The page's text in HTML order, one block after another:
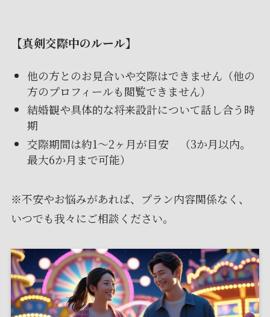
【真剣交際中のルール】
他の方とのお見合いや交際はできません（他の
方のプロフィールも閲覧できません）
結婚観や具体的な将来設計について話し合う時
期
交際期間は約1〜2ヶ月が目安 （3か月以内。
最大6か月まで可能）
※不安やお悩みがあれば、プラン内容関係なく、
いつでも我々にご相談ください。